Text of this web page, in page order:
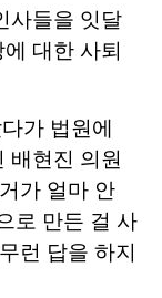
사들을 잇달
대한 사퇴
가 법원에
배현진 의원
가 얼마 안
로 만든 걸 사
런 답을 하지